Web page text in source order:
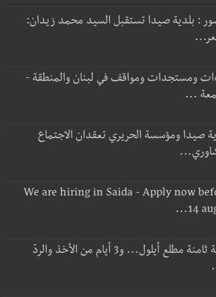
: بلدية صيدا تستقبل السيد محمد زيدان:
ومستجدات ومواقف في لبنان والمنطقة -
...
صيدا ومؤسسة الحريري تعقدان الاجتماع
We are hiring in Saida - Apply now
14
جولة ثامنة مطلع أيلول... و3 أيام من الأخذ والردّ